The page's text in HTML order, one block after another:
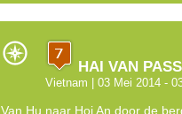
HAI VAN PASS
Vietnam | 03 Mei 2014 -
Van Hu naar Hoi An door de